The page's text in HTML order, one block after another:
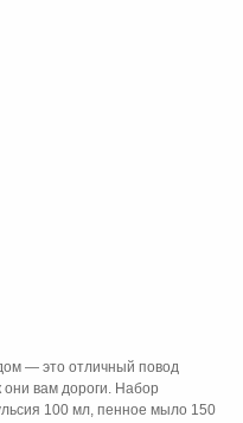
— это отличный повод
вам дороги. Набор
100 мл, пенное мыло 150